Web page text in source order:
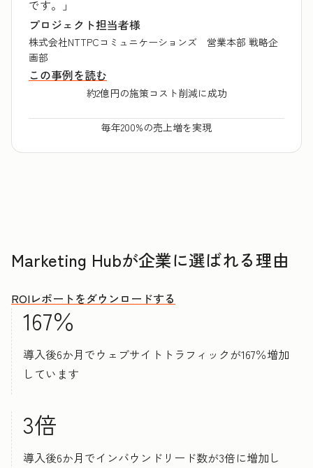
です。」
プロジェクト担当者様
株式会社NTTPCコミュニケーションズ 営業本部 戦略企
画部
この事例を読む
約2億円の施策コスト削減に成功
毎年200%の売上増を実現
Marketing Hubが企業に選ばれる理由
ROIレポートをダウンロードする
167％
導入後6か月でウェブサイトトラフィックが167％増加
しています
3倍
導入後6か月でインバウンドリード数が3倍に増加し